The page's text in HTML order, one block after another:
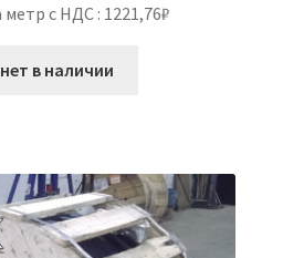
метр с НДС : 1221,76₽
нет в наличии